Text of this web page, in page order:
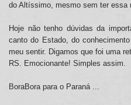
do Altíssimo, mesmo sem ter essa
Hoje não tenho dúvidas da
canto do Estado, do
meu sentir. Digamos que foi uma
RS. Emocionante! Simples assim.
BoraBora para o Paraná ...